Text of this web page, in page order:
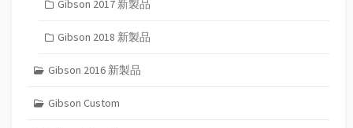
Gibson 2017 新製品
Gibson 2018 新製品
Gibson 2016 新製品
Gibson Custom